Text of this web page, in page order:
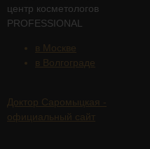
центр косметологов
PROFESSIONAL
в Москве
в Волгограде
Доктор Саромыцкая -
официальный сайт